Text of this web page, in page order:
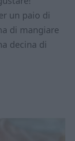
un paio di
di mangiare
decina di